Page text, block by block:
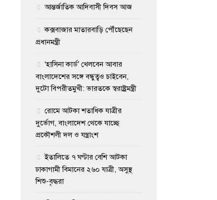
আন্তর্জাতিক আদিবাসী দিবস আজ
কক্সবাজার মাতারবাড়ি পৌঁছেছেন
প্রধানমন্ত্রী
‘হাসিনা কার্ড’ খেলবেন আবার
বাংলাদেশের সঙ্গে বন্ধুত্বও চাইবেন,
দুটো বিপরীতমুখী: ভারতকে স্বরাষ্ট্রমন্ত্রী
রোমে আটকা শতাধিক যাত্রীর
দুর্ভোগ, বাংলাদেশ থেকে যাচ্ছে
প্রকৌশলী দল ও যন্ত্রাংশ
ইতালিতে ৭ ঘণ্টার বেশি আটকা
ঢাকাগামী বিমানের ২৬০ যাত্রী, অসুস্থ
শিশু-বৃদ্ধরা